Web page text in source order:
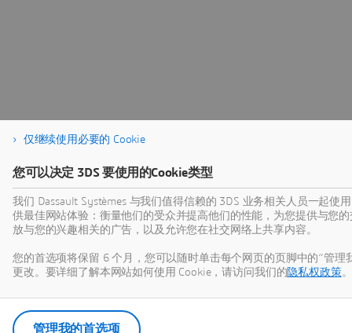
仅继续使用必要的 Cookie
您可以决定 3DS 要使用的Cookie类型
我们 Dassault Systèmes 与我们值得信赖的 3DS 业务相关人员一起使
供最佳网站体验：衡量他们的受众并提高他们的性能，为您提供与您
放与您的兴趣相关的广告，以及允许您在社交网络上共享内容。
您的首选项将保留 6 个月，您可以随时单击每个网页的页脚中的“管理
更改。要详细了解本网站如何使用 Cookie，请访问我们的隐私权政策。
管理我的首选项